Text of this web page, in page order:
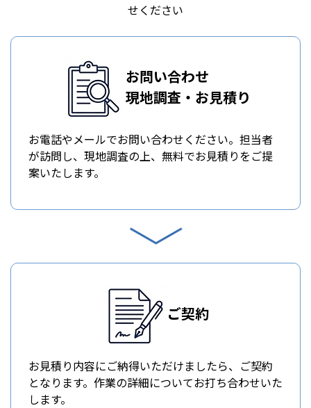
せください
お問い合わせ
現地調査・お見積り
お電話やメールでお問い合わせください。担当者
が訪問し、現地調査の上、無料でお見積りをご提
案いたします。
ご契約
お見積り内容にご納得いただけましたら、ご契約
となります。作業の詳細についてお打ち合わせいた
します。